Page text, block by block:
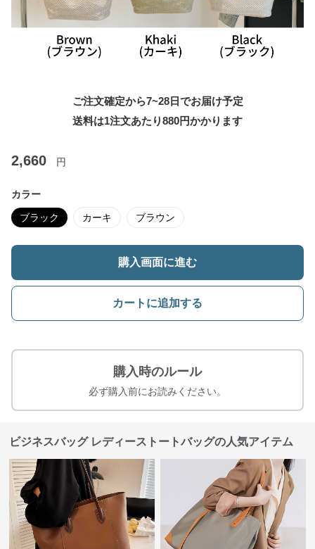
ご注文確定から7~28日でお届け予定
送料は1注文あたり880円かかります
2,660 円
カラー
ブラック カーキ ブラウン
購入画面に進む
カートに追加する
購入時のルール
必ず購入前にお読みください。
ビジネスバッグ レディーストートバッグの人気アイテム